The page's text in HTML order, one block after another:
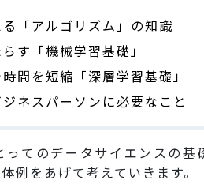
「アルゴリズム」の知識
す「機械学習基礎」
間を短縮「深層学習基礎」
ネスパーソンに必要なこと
ってのデータサイエンスの
例をあげて考えていきます。